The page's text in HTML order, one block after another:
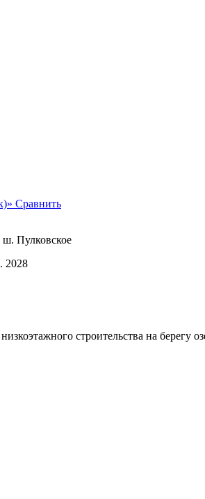
Сравнить
Пулковское
2028
строительства на берегу